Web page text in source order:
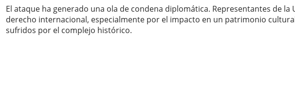
El ataque ha generado una ola de condena diplomática. Representantes de
derecho internacional, especialmente por el impacto en un patrimonio
sufridos por el complejo histórico.